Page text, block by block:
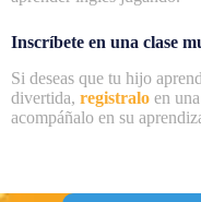
Inscríbete en una clase
Si deseas que tu hijo
divertida, registralo en una
acompáñalo en su